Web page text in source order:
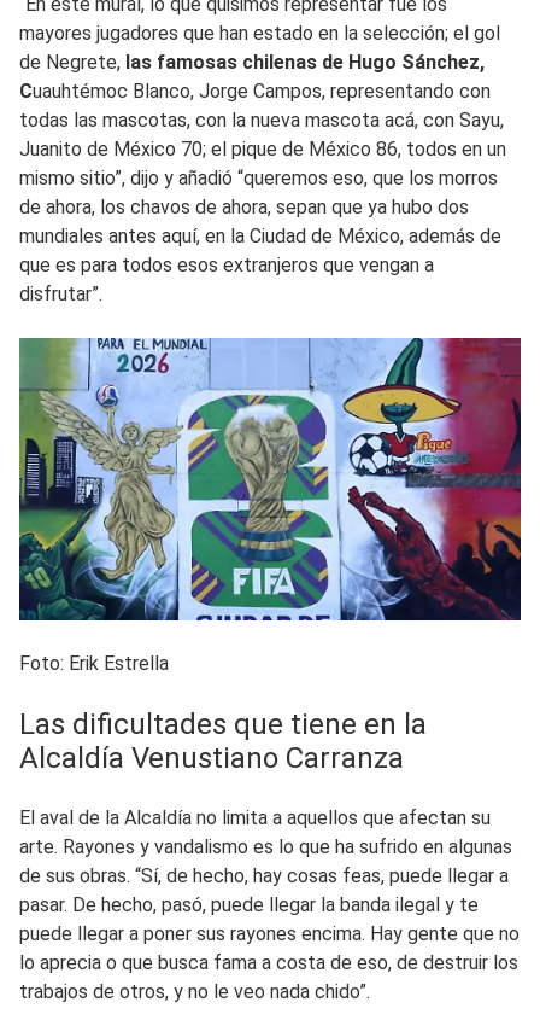
mayores jugadores que han estado en la selección; el gol
de Negrete, las famosas chilenas de Hugo Sánchez,
Cuauhtémoc Blanco, Jorge Campos, representando con
todas las mascotas, con la nueva mascota acá, con Sayu,
Juanito de México 70; el pique de México 86, todos en un
mismo sitio”, dijo y añadió “queremos eso, que los morros
de ahora, los chavos de ahora, sepan que ya hubo dos
mundiales antes aquí, en la Ciudad de México, además de
que es para todos esos extranjeros que vengan a
disfrutar”.
Foto: Erik Estrella
Las dificultades que tiene en la
Alcaldía Venustiano Carranza
El aval de la Alcaldía no limita a aquellos que afectan su
arte. Rayones y vandalismo es lo que ha sufrido en algunas
de sus obras. “Sí, de hecho, hay cosas feas, puede llegar a
pasar. De hecho, pasó, puede llegar la banda ilegal y te
puede llegar a poner sus rayones encima. Hay gente que no
lo aprecia o que busca fama a costa de eso, de destruir los
trabajos de otros, y no le veo nada chido”.